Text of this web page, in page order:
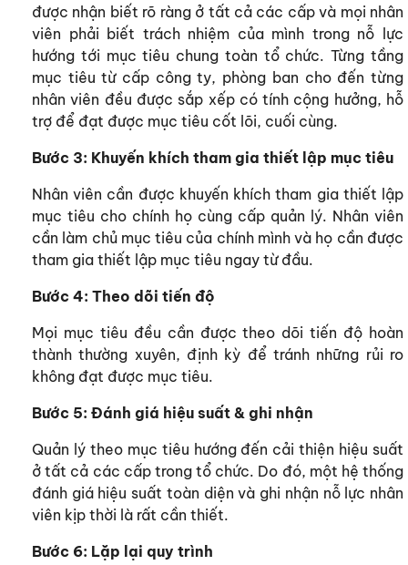
được nhận biết rõ ràng ở tất cả các cấp và mọi nhân
viên phải biết trách nhiệm của mình trong nỗ lực
hướng tới mục tiêu chung toàn tổ chức. Từng tầng
mục tiêu từ cấp công ty, phòng ban cho đến từng
nhân viên đều được sắp xếp có tính cộng hưởng, hỗ
trợ để đạt được mục tiêu cốt lõi, cuối cùng.
Bước 3: Khuyến khích tham gia thiết lập mục tiêu
Nhân viên cần được khuyến khích tham gia thiết lập
mục tiêu cho chính họ cùng cấp quản lý. Nhân viên
cần làm chủ mục tiêu của chính mình và họ cần được
tham gia thiết lập mục tiêu ngay từ đầu.
Bước 4: Theo dõi tiến độ
Mọi mục tiêu đều cần được theo dõi tiến độ hoàn
thành thường xuyên, định kỳ để tránh những rủi ro
không đạt được mục tiêu.
Bước 5: Đánh giá hiệu suất & ghi nhận
Quản lý theo mục tiêu hướng đến cải thiện hiệu suất
ở tất cả các cấp trong tổ chức. Do đó, một hệ thống
đánh giá hiệu suất toàn diện và ghi nhận nỗ lực nhân
viên kịp thời là rất cần thiết.
Bước 6: Lặp lại quy trình